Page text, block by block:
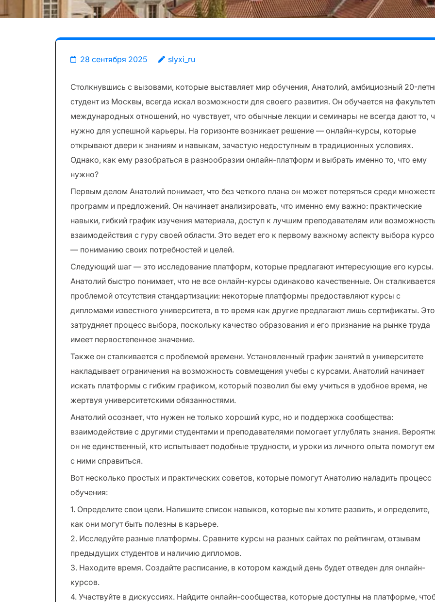
28 сентября 2025 slyxi_ru
Столкнувшись с вызовами, которые выставляет мир обучения, Анатолий, амбициозный 20-
студент из Москвы, всегда искал возможности для своего развития. Он обучается на
международных отношений, но чувствует, что обычные лекции и семинары не всегда дают то,
нужно для успешной карьеры. На горизонте возникает решение — онлайн-курсы, которые
открывают двери к знаниям и навыкам, зачастую недоступным в традиционных условиях.
Однако, как ему разобраться в разнообразии онлайн-платформ и выбрать именно то, что ему
нужно?
Первым делом Анатолий понимает, что без четкого плана он может потеряться среди
программ и предложений. Он начинает анализировать, что именно ему важно: практические
навыки, гибкий график изучения материала, доступ к лучшим преподавателям или
взаимодействия с гуру своей области. Это ведет его к первому важному аспекту выбора
— пониманию своих потребностей и целей.
Следующий шаг — это исследование платформ, которые предлагают интересующие его курсы.
Анатолий быстро понимает, что не все онлайн-курсы одинаково качественные. Он
проблемой отсутствия стандартизации: некоторые платформы предоставляют курсы с
дипломами известного университета, в то время как другие предлагают лишь сертификаты. Это
затрудняет процесс выбора, поскольку качество образования и его признание на рынке труда
имеет первостепенное значение.
Также он сталкивается с проблемой времени. Установленный график занятий в университете
накладывает ограничения на возможность совмещения учебы с курсами. Анатолий начинает
искать платформы с гибким графиком, который позволил бы ему учиться в удобное время, не
жертвуя университетскими обязанностями.
Анатолий осознает, что нужен не только хороший курс, но и поддержка сообщества:
взаимодействие с другими студентами и преподавателями помогает углублять знания.
он не единственный, кто испытывает подобные трудности, и уроки из личного опыта помогут
с ними справиться.
Вот несколько простых и практических советов, которые помогут Анатолию наладить процесс
обучения:
1. Определите свои цели. Напишите список навыков, которые вы хотите развить, и определите,
как они могут быть полезны в карьере.
2. Исследуйте разные платформы. Сравните курсы на разных сайтах по рейтингам, отзывам
предыдущих студентов и наличию дипломов.
3. Находите время. Создайте расписание, в котором каждый день будет отведен для онлайн-
курсов.
4. Участвуйте в дискуссиях. Найдите онлайн-сообщества, которые доступны на платформе,